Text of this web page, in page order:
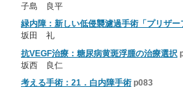
子島 良平
緑内障：新しい低侵襲濾過手術「プリザー
坂田 礼
抗VEGF治療：糖尿病黄斑浮腫の治療選択
坂西 良仁
考える手術：21．白内障手術 p083